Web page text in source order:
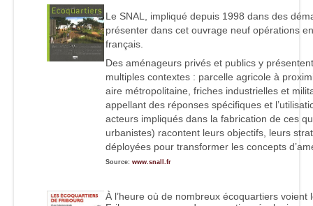
Le SNAL, impliqué depuis 1998 dans des
présenter dans cet ouvrage neuf opérations
français.
Des aménageurs privés et publics y
multiples contextes : parcelle agricole à
aire métropolitaine, friches industrielles et
appellant des réponses spécifiques et
acteurs impliqués dans la fabrication de ces
urbanistes) racontent leurs objectifs, leurs
déployées pour transformer les concepts
Source: www.snall.fr
À l’heure où de nombreux écoquartiers